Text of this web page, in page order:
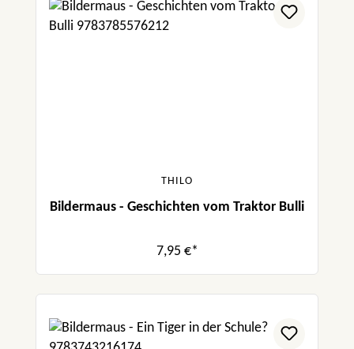
THILO
Bildermaus - Geschichten vom Traktor Bulli
7,95 €*